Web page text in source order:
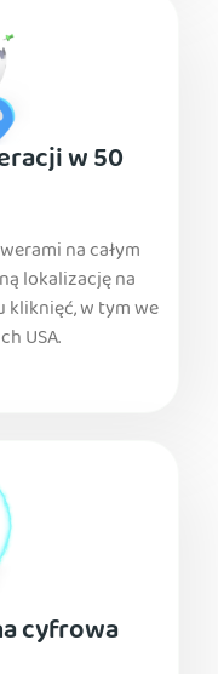
w 50
na całym
lokalizację na
kliknięć, w tym we
USA.
cyfrowa